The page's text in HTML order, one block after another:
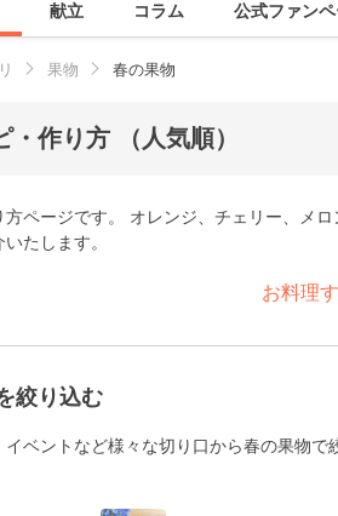
献立 コラム 公式ファン
果物 春の果物
作り方 （人気順）
ページです。 オレンジ、チェリー、メ
たします。
お料理
絞り込む
ベントなど様々な切り口から春の果物で